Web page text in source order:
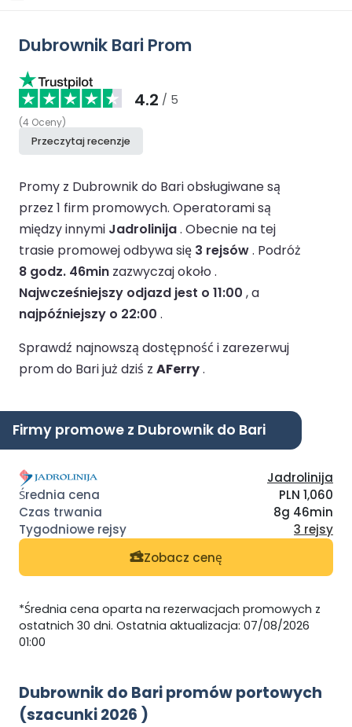
Dubrownik Bari Prom
4.2 / 5
(4 Oceny)
Przeczytaj recenzje
Promy z Dubrownik do Bari obsługiwane są
przez 1 firm promowych. Operatorami są
między innymi Jadrolinija. Obecnie na tej
trasie promowej odbywa się 3 rejsów. Podróż
8 godz. 46min zazwyczaj około .
Najwcześniejszy odjazd jest o 11:00 , a
najpóźniejszy o 22:00 .
Sprawdź najnowszą dostępność i zarezerwuj
prom do Bari już dziś z AFerry.
Firmy promowe z Dubrownik do Bari
Jadrolinija
PLN 1,060
8g 46min
3 rejsy
Zobacz cenę
*Średnia cena oparta na rezerwacjach promowych z
ostatnich 30 dni. Ostatnia aktualizacja: 07/08/2026
01:00
Dubrownik do Bari promów portowych
(szacunki 2026 )